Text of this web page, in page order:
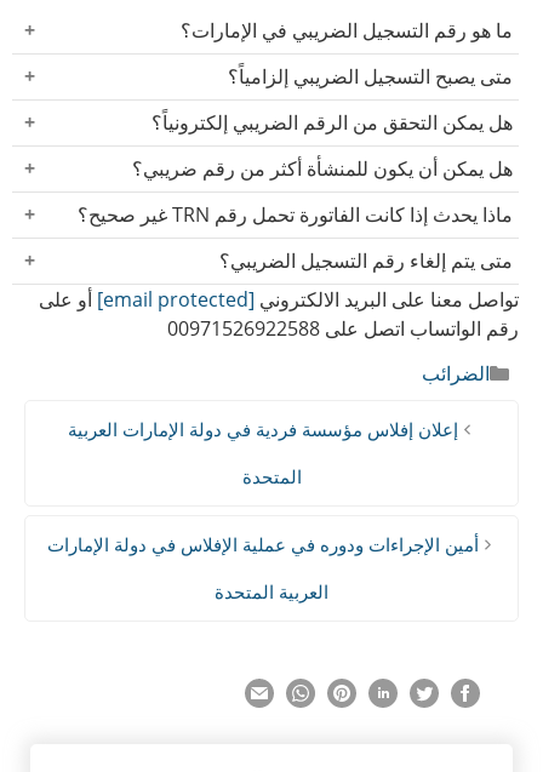
ما هو رقم التسجيل الضريبي في الإمارات؟
هو رقم فريد تصدره الهيئة الاتحادية للضريبة لتعريف الأفراد
والشركات ضمن نظام الضريبة في الإمارات.
متى يصبح التسجيل الضريبي إلزامياً؟
يصبح التسجيل إلزامياً عند تجاوز قيمة التوريدات والواردات
الخاضعة للضريبة 375,000 درهم خلال 12 شهراً، ويجوز
التسجيل الاختياري عند تجاوز 187,500 درهم.
هل يمكن التحقق من الرقم الضريبي إلكترونياً؟
نعم، توفر الهيئة الاتحادية للضريبة خدمة التحقق عبر موقعها
الرسمي بإدخال رقم TRN ورمز التحقق.
هل يمكن أن يكون للمنشأة أكثر من رقم ضريبي؟
نعم، في حال التسجيل في أكثر من نوع من الضريبة في
الإمارات، كضريبة القيمة المضافة وضريبة الشركات معاً.
ماذا يحدث إذا كانت الفاتورة تحمل رقم TRN غير صحيح؟
قد تفقد الفاتورة صفتها كفاتورة ضريبية معتمدة، وقد يُرفض
خصم ضريبة المدخلات المرتبطة بها، إضافة إلى احتمال
فرض مخالفات إدارية.
متى يتم إلغاء رقم التسجيل الضريبي؟
يتم إلغاؤه عند توقف النشاط الخاضع للضريبة، أو انخفاض
الإيرادات عن الحد القانوني، أو تصفية الشركة، بحسب نوع
تواصل معنا على البريد الالكتروني [email protected]
أو على
رقم الواتساب اتصل على 00971526922588
التصنيفات
الضرائب
إعلان إفلاس مؤسسة فردية في دولة الإمارات العربية
المتحدة
أمين الإجراءات ودوره في عملية الإفلاس في دولة الإمارات
العربية المتحدة